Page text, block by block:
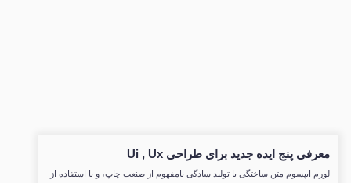
معرفی پنج ایده جدید برای طراحی Ui , Ux
لورم ایپسوم متن ساختگی با تولید سادگی نامفهوم از صنعت چاپ، و با استفاده از